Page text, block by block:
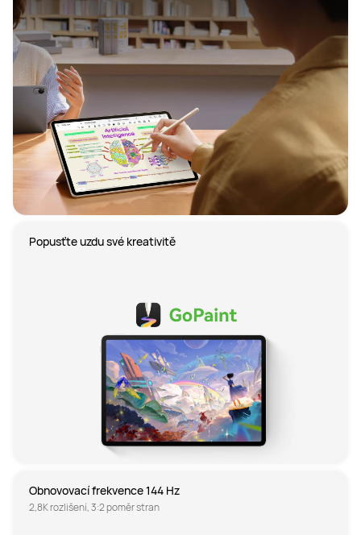
Popusťte uzdu své kreativitě
Obnovovací frekvence 144 Hz
2,8K rozlišení, 3:2 poměr stran